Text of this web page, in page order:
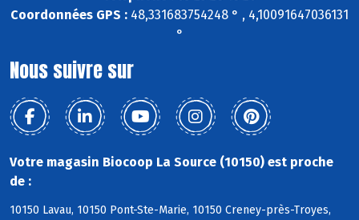
Coordonnées GPS : 48,331683754248 ° , 4,10091647036131
°
Nous suivre sur
Votre magasin Biocoop La Source (10150) est proche
de :
10150 Lavau, 10150 Pont-Ste-Marie, 10150 Creney-près-Troyes,